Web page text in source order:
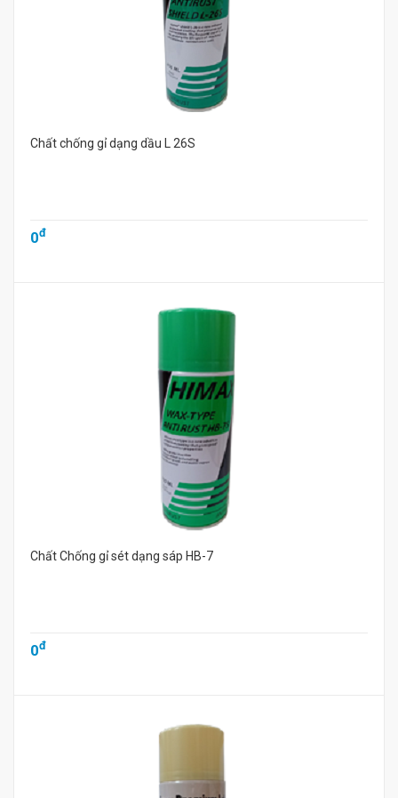
Chất chống gỉ dạng dầu L 26S
0đ
Chất Chống gỉ sét dạng sáp HB-7
0đ